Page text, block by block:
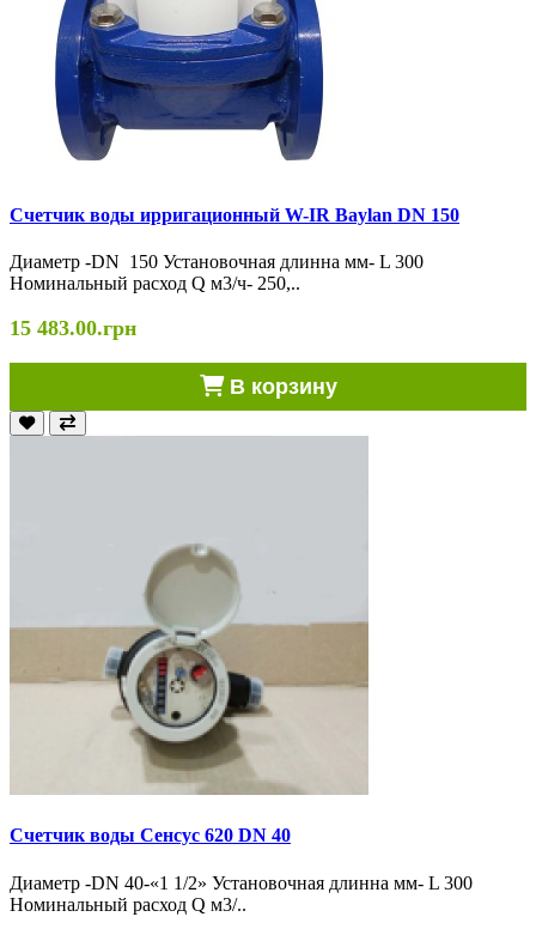
Счетчик воды ирригационный W-IR Baylan DN 150
Диаметр -DN 150 Установочная длинна мм- L 300
Номинальный расход Q м3/ч- 250,..
15 483.00.грн
В корзину
Счетчик воды Сенсус 620 DN 40
Диаметр -DN 40-«1 1/2» Установочная длинна мм- L 300
Номинальный расход Q м3/..